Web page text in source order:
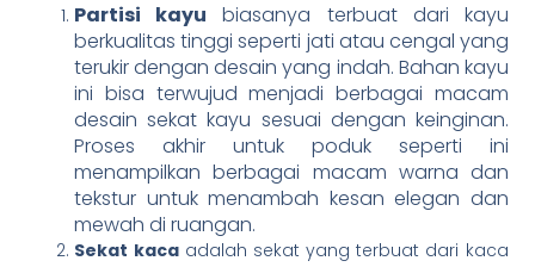
Partisi kayu biasanya terbuat dari kayu
berkualitas tinggi seperti jati atau cengal yang
terukir dengan desain yang indah. Bahan kayu
ini bisa terwujud menjadi berbagai macam
desain sekat kayu sesuai dengan keinginan.
Proses akhir untuk poduk seperti ini
menampilkan berbagai macam warna dan
tekstur untuk menambah kesan elegan dan
mewah di ruangan.
Sekat kacaadalah sekat yang terbuat dari kaca